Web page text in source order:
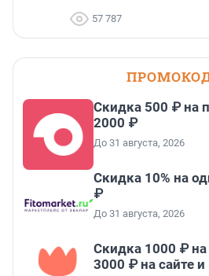
57 787
Скидка 500 ₽ на
2000 ₽
До 31 августа, 2026
Скидка 10% на
₽
До 31 августа, 2026
Скидка 1000 ₽
3000 ₽ на сайте